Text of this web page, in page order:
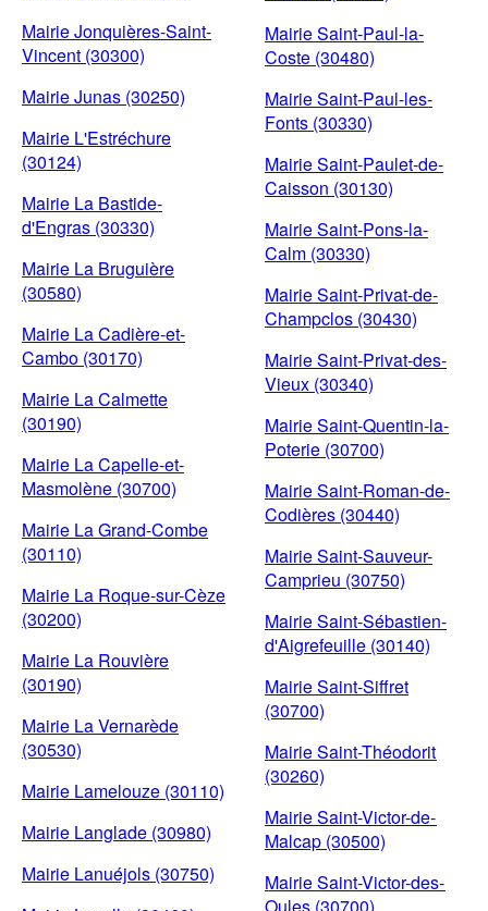
Mairie Jonquières-Saint-
Vincent (30300)
Mairie Junas (30250)
Mairie L'Estréchure
(30124)
Mairie La Bastide-
d'Engras (30330)
Mairie La Bruguière
(30580)
Mairie La Cadière-et-
Cambo (30170)
Mairie La Calmette
(30190)
Mairie La Capelle-et-
Masmolène (30700)
Mairie La Grand-Combe
(30110)
Mairie La Roque-sur-Cèze
(30200)
Mairie La Rouvière
(30190)
Mairie La Vernarède
(30530)
Mairie Lamelouze (30110)
Mairie Langlade (30980)
Mairie Lanuéjols (30750)
Mairie Saint-Paul-la-
Coste (30480)
Mairie Saint-Paul-les-
Fonts (30330)
Mairie Saint-Paulet-de-
Caisson (30130)
Mairie Saint-Pons-la-
Calm (30330)
Mairie Saint-Privat-de-
Champclos (30430)
Mairie Saint-Privat-des-
Vieux (30340)
Mairie Saint-Quentin-la-
Poterie (30700)
Mairie Saint-Roman-de-
Codières (30440)
Mairie Saint-Sauveur-
Camprieu (30750)
Mairie Saint-Sébastien-
d'Aigrefeuille (30140)
Mairie Saint-Siffret
(30700)
Mairie Saint-Théodorit
(30260)
Mairie Saint-Victor-de-
Malcap (30500)
Mairie Saint-Victor-des-
Oules (30700)